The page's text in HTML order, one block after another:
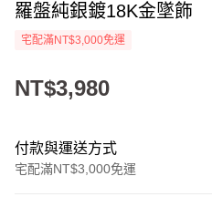
羅盤純銀鍍18K金墜飾
宅配滿NT$3,000免運
NT$3,980
付款與運送方式
宅配滿NT$3,000免運